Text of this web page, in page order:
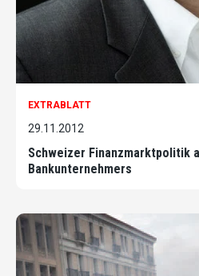
EXTRABLATT
29.11.2012
Schweizer Finanzmarktpolitik
Bankunternehmers